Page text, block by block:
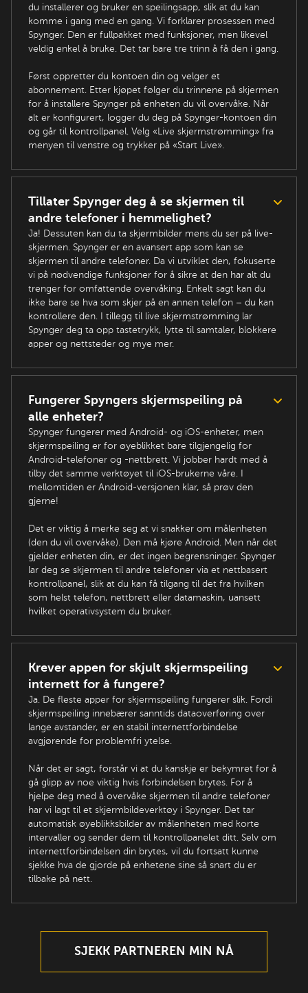
du installerer og bruker en speilingsapp, slik at du kan
komme i gang med en gang. Vi forklarer prosessen med
Spynger. Den er fullpakket med funksjoner, men likevel
veldig enkel å bruke. Det tar bare tre trinn å få den i gang.
Først oppretter du kontoen din og velger et
abonnement. Etter kjøpet følger du trinnene på skjermen
for å installere Spynger på enheten du vil overvåke. Når
alt er konfigurert, logger du deg på Spynger-kontoen din
og går til kontrollpanel. Velg «Live skjermstrømming» fra
menyen til venstre og trykker på «Start Live».
Tillater Spynger deg å se skjermen til
andre telefoner i hemmelighet?
Ja! Dessuten kan du ta skjermbilder mens du ser på live-
skjermen. Spynger er en avansert app som kan se
skjermen til andre telefoner. Da vi utviklet den, fokuserte
vi på nødvendige funksjoner for å sikre at den har alt du
trenger for omfattende overvåking. Enkelt sagt kan du
ikke bare se hva som skjer på en annen telefon – du kan
kontrollere den. I tillegg til live skjermstrømming lar
Spynger deg ta opp tastetrykk, lytte til samtaler, blokkere
apper og nettsteder og mye mer.
Fungerer Spyngers skjermspeiling på
alle enheter?
Spynger fungerer med Android- og iOS-enheter, men
skjermspeiling er for øyeblikket bare tilgjengelig for
Android-telefoner og -nettbrett. Vi jobber hardt med å
tilby det samme verktøyet til iOS-brukerne våre. I
mellomtiden er Android-versjonen klar, så prøv den
gjerne!
Det er viktig å merke seg at vi snakker om målenheten
(den du vil overvåke). Den må kjøre Android. Men når det
gjelder enheten din, er det ingen begrensninger. Spynger
lar deg se skjermen til andre telefoner via et nettbasert
kontrollpanel, slik at du kan få tilgang til det fra hvilken
som helst telefon, nettbrett eller datamaskin, uansett
hvilket operativsystem du bruker.
Krever appen for skjult skjermspeiling
internett for å fungere?
Ja. De fleste apper for skjermspeiling fungerer slik. Fordi
skjermspeiling innebærer sanntids dataoverføring over
lange avstander, er en stabil internettforbindelse
avgjørende for problemfri ytelse.
Når det er sagt, forstår vi at du kanskje er bekymret for å
gå glipp av noe viktig hvis forbindelsen brytes. For å
hjelpe deg med å overvåke skjermen til andre telefoner
har vi lagt til et skjermbildeverktøy i Spynger. Det tar
automatisk øyeblikksbilder av målenheten med korte
intervaller og sender dem til kontrollpanelet ditt. Selv om
internettforbindelsen din brytes, vil du fortsatt kunne
sjekke hva de gjorde på enhetene sine så snart du er
tilbake på nett.
SJEKK PARTNEREN MIN NÅ